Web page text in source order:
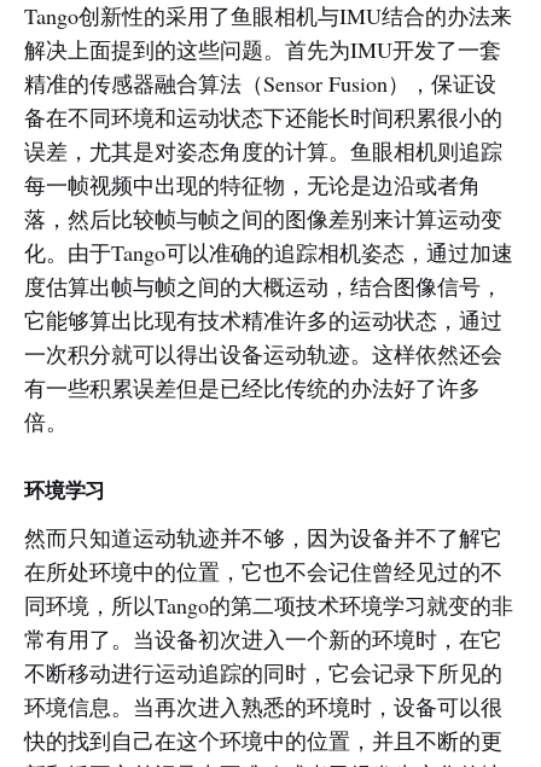
Tango创新性的采用了鱼眼相机与IMU结合的办法来
解决上面提到的这些问题。首先为IMU开发了一套
精准的传感器融合算法（Sensor Fusion），保证设
备在不同环境和运动状态下还能长时间积累很小的
误差，尤其是对姿态角度的计算。鱼眼相机则追踪
每一帧视频中出现的特征物，无论是边沿或者角
落，然后比较帧与帧之间的图像差别来计算运动变
化。由于Tango可以准确的追踪相机姿态，通过加速
度估算出帧与帧之间的大概运动，结合图像信号，
它能够算出比现有技术精准许多的运动状态，通过
一次积分就可以得出设备运动轨迹。这样依然还会
有一些积累误差但是已经比传统的办法好了许多
倍。
环境学习
然而只知道运动轨迹并不够，因为设备并不了解它
在所处环境中的位置，它也不会记住曾经见过的不
同环境，所以Tango的第二项技术环境学习就变的非
常有用了。当设备初次进入一个新的环境时，在它
不断移动进行运动追踪的同时，它会记录下所见的
环境信息。当再次进入熟悉的环境时，设备可以很
快的找到自己在这个环境中的位置，并且不断的更